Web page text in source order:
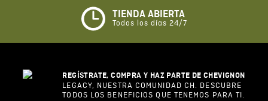
★☆ ☆
Su nombre
Correo electrónico
TIENDA ABIERTA
Todos los días 24/7
REGÍSTRATE, COMPRA Y HAZ PARTE DE CHEVIGNON
LEGACY, NUESTRA COMUNIDAD CH. DESCUBRE
TODOS LOS BENEFICIOS QUE TENEMOS PARA TI.